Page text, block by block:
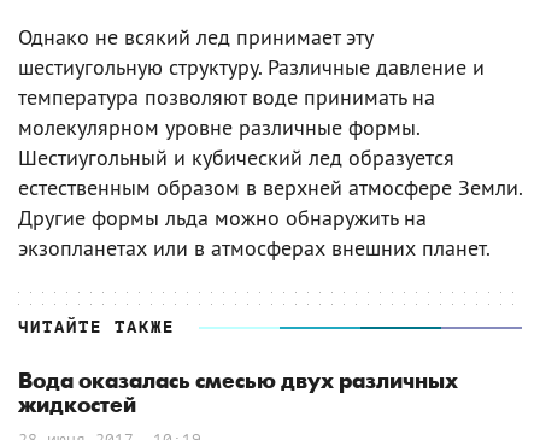
Однако не всякий лед принимает эту
шестиугольную структуру. Различные давление и
температура позволяют воде принимать на
молекулярном уровне различные формы.
Шестиугольный и кубический лед образуется
естественным образом в верхней атмосфере Земли.
Другие формы льда можно обнаружить на
экзопланетах или в атмосферах внешних планет.
ЧИТАЙТЕ ТАКЖЕ
Вода оказалась смесью двух различных
жидкостей